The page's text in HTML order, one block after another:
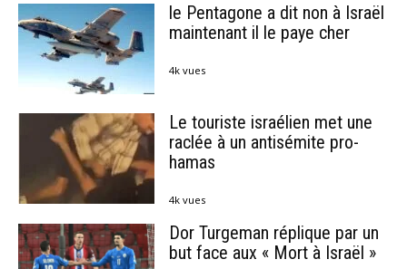
le Pentagone a dit non à Israël
maintenant il le paye cher
4k vues
Le touriste israélien met une
raclée à un antisémite pro-
hamas
4k vues
Dor Turgeman réplique par un
but face aux « Mort à Israël »